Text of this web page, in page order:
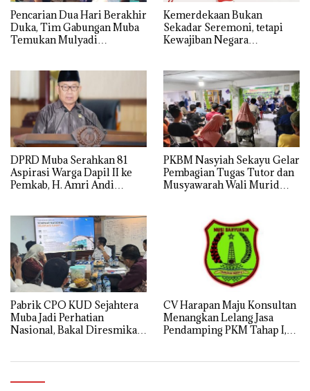
Pencarian Dua Hari Berakhir
Duka, Tim Gabungan Muba
Temukan Mulyadi
Kemerdekaan Bukan
Sekadar Seremoni, tetapi
Kewajiban Negara
DPRD Muba Serahkan 81
Aspirasi Warga Dapil II ke
Pemkab, H. Amri Andi
PKBM Nasyiah Sekayu Gelar
Pembagian Tugas Tutor dan
Musyawarah Wali Murid
Pabrik CPO KUD Sejahtera
Muba Jadi Perhatian
Nasional, Bakal Diresmikan
CV Harapan Maju Konsultan
Menangkan Lelang Jasa
Pendamping PKM Tahap I,